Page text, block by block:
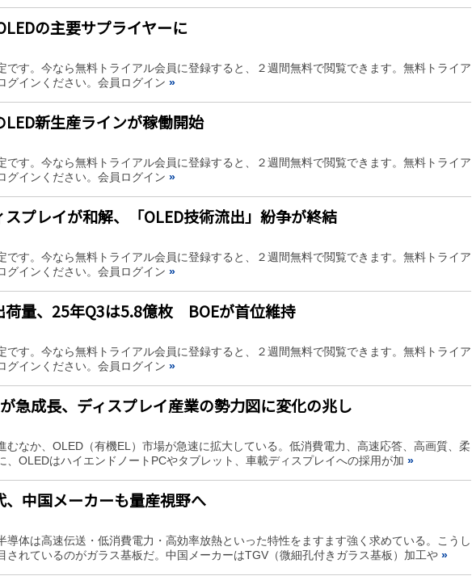
の主要サプライヤーに
です。今なら無料トライアル会員に登録すると、２週間無料で閲覧できます。無料トライア
グインください。会員ログイン »
新生産ラインが稼働開始
です。今なら無料トライアル会員に登録すると、２週間無料で閲覧できます。無料トライア
グインください。会員ログイン »
プレイが和解、「OLED技術流出」紛争が終結
です。今なら無料トライアル会員に登録すると、２週間無料で閲覧できます。無料トライア
グインください。会員ログイン »
荷量、25年Q3は5.8億枚 BOEが首位維持
です。今なら無料トライアル会員に登録すると、２週間無料で閲覧できます。無料トライア
グインください。会員ログイン »
急成長、ディスプレイ産業の勢力図に変化の兆し
むなか、OLED（有機EL）市場が急速に拡大している。低消費電力、高速応答、高画質、柔
、OLEDはハイエンドノートPCやタブレット、車載ディスプレイへの採用が加 »
中国メーカーも量産視野へ
導体は高速伝送・低消費電力・高効率放熱といった特性をますます強く求めている。こうし
されているのがガラス基板だ。中国メーカーはTGV（微細孔付きガラス基板）加工や »